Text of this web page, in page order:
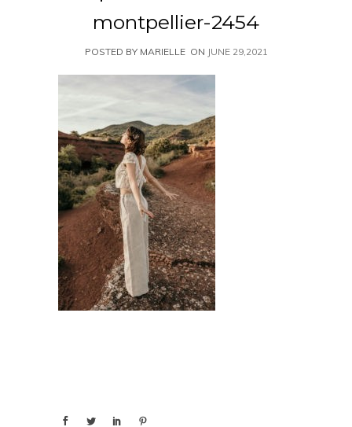
montpellier-2454
POSTED BY MARIELLE ON JUNE 29,2021